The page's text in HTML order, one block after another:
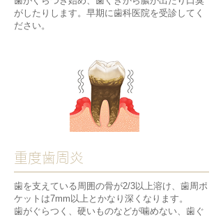
がしたりします。​​早期に歯科医院を受診してく
ださい。
重度歯周炎
歯を支えている周囲の骨が2/3以上溶け、歯周ポ
ケットは7mm以上とかなり深くなります。
歯がぐらつく、硬いものなどが噛めない、歯ぐ